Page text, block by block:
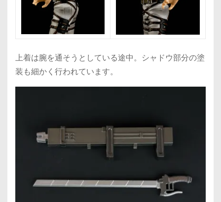
上着は腕を通そうとしている途中。シャドウ部分の塗
装も細かく行われています。